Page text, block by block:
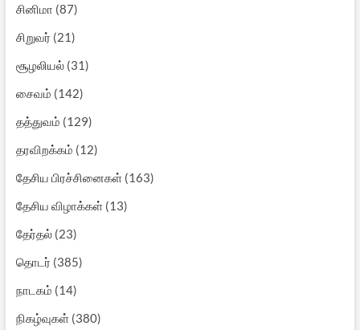
சினிமா (87)
சிறுவர் (21)
சூழலியல்(31)
சைவம் (142)
தத்துவம் (129)
தரவிறக்கம் (12)
தேசிய பிரச்சினைகள்(163)
தேசிய விழாக்கள்(13)
தேர்தல்(23)
தொடர் (385)
நாடகம் (14)
நிகழ்வுகள்(380)